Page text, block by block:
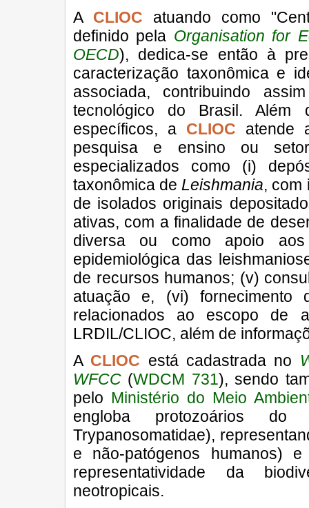
A CLIOC atuando como
definido pela Organisation for
OECD), dedica-se então à
caracterização taxonômica e
associada, contribuindo
tecnológico do Brasil. Além
específicos, a CLIOC atende
pesquisa e ensino ou
especializados como (i)
taxonômica de Leishmania, com
de isolados originais
ativas, com a finalidade de
diversa ou como apoio aos
epidemiológica das
de recursos humanos; (v)
atuação e, (vi) fornecimento
relacionados ao escopo de
LRDIL/CLIOC, além de
A CLIOC está cadastrada no
WFCC (WDCM 731), sendo
pelo Ministério do Meio
engloba protozoários
Trypanosomatidae),
e não-patógenos humanos)
representatividade da
neotropicais.